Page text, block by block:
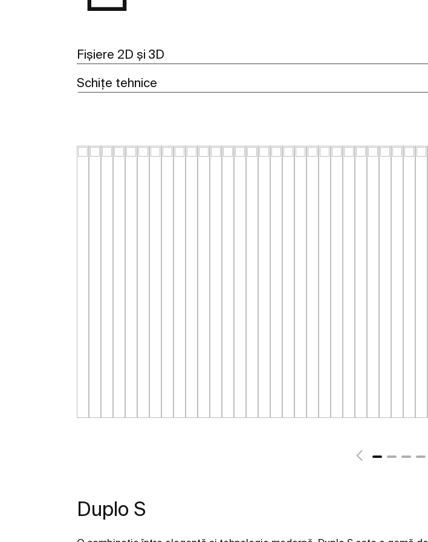
Fișiere 2D și 3D
Schițe tehnice
Duplo S